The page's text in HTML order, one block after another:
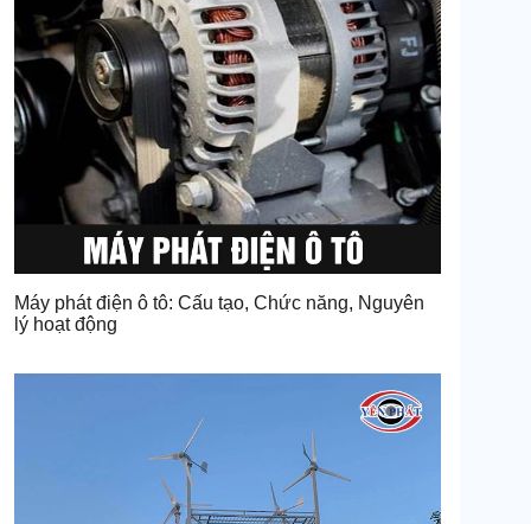
Máy phát điện ô tô: Cấu tạo, Chức năng, Nguyên
lý hoạt động